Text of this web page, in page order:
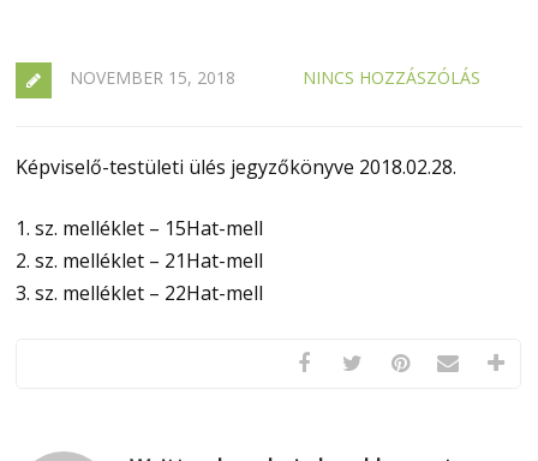
NOVEMBER 15, 2018 NINCS HOZZÁSZÓLÁS
Képviselő-testületi ülés jegyzőkönyve 2018.02.28.
1. sz. melléklet – 15Hat-mell
2. sz. melléklet – 21Hat-mell
3. sz. melléklet – 22Hat-mell